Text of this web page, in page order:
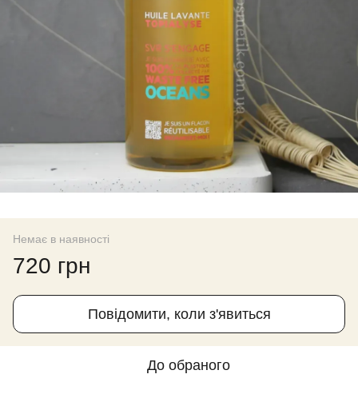
Немає в наявності
720 грн
Повідомити, коли з'явиться
До обраного